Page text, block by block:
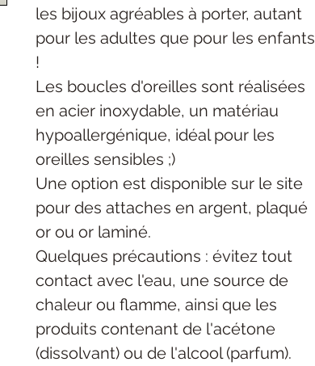
les bijoux agréables à porter, autant
pour les adultes que pour les enfants
!
Les boucles d'oreilles sont réalisées
en acier inoxydable, un matériau
hypoallergénique, idéal pour les
oreilles sensibles ;)
Une option est disponible sur le site
pour des attaches en argent, plaqué
or ou or laminé.
Quelques précautions : évitez tout
contact avec l'eau, une source de
chaleur ou flamme, ainsi que les
produits contenant de l'acétone
(dissolvant) ou de l'alcool (parfum).